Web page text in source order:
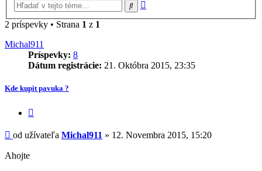
Hľadať
2 príspevky • Strana 1 z 1
Michal911
Príspevky: 8
Dátum registrácie: 21. Októbra 2015, 23:35
Kde kupit pavuka ?
Príspevok
od užívateľa Michal911 » 12. Novembra 2015, 15:20
Ahojte